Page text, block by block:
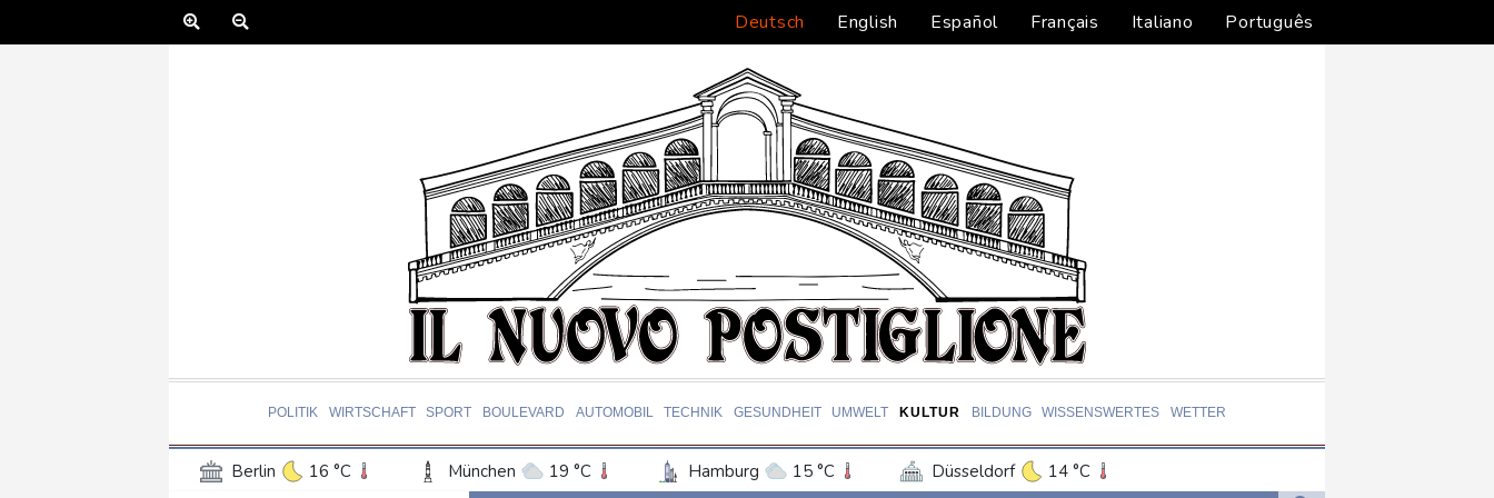
Deutsch English Español Français Italiano Português
POLITIK WIRTSCHAFT SPORT BOULEVARD AUTOMOBIL TECHNIK GESUNDHEIT UMWELT KULTUR BILDUNG WISSENSWERTES WETTER
Berlin 16 °C München 19 °C Hamburg 15 °C Düsseldorf
14 °C